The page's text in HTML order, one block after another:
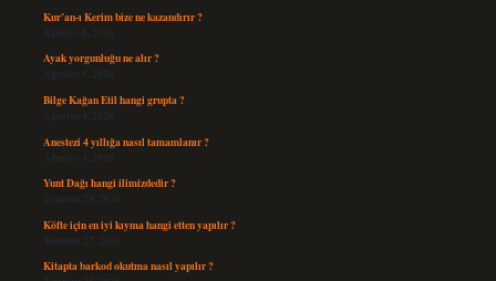
Kur’an-ı Kerim bize ne kazandırır ?
Ağustos 6, 2026
Ayak yorgunluğu ne alır ?
Ağustos 5, 2026
Bilge Kağan Etil hangi grupta ?
Ağustos 4, 2026
Anestezi 4 yıllığa nasıl tamamlanır ?
Ağustos 4, 2026
Yunt Dağı hangi ilimizdedir ?
Temmuz 29, 2026
Köfte için en iyi kıyma hangi etten yapılır ?
Temmuz 27, 2026
Kitapta barkod okutma nasıl yapılır ?